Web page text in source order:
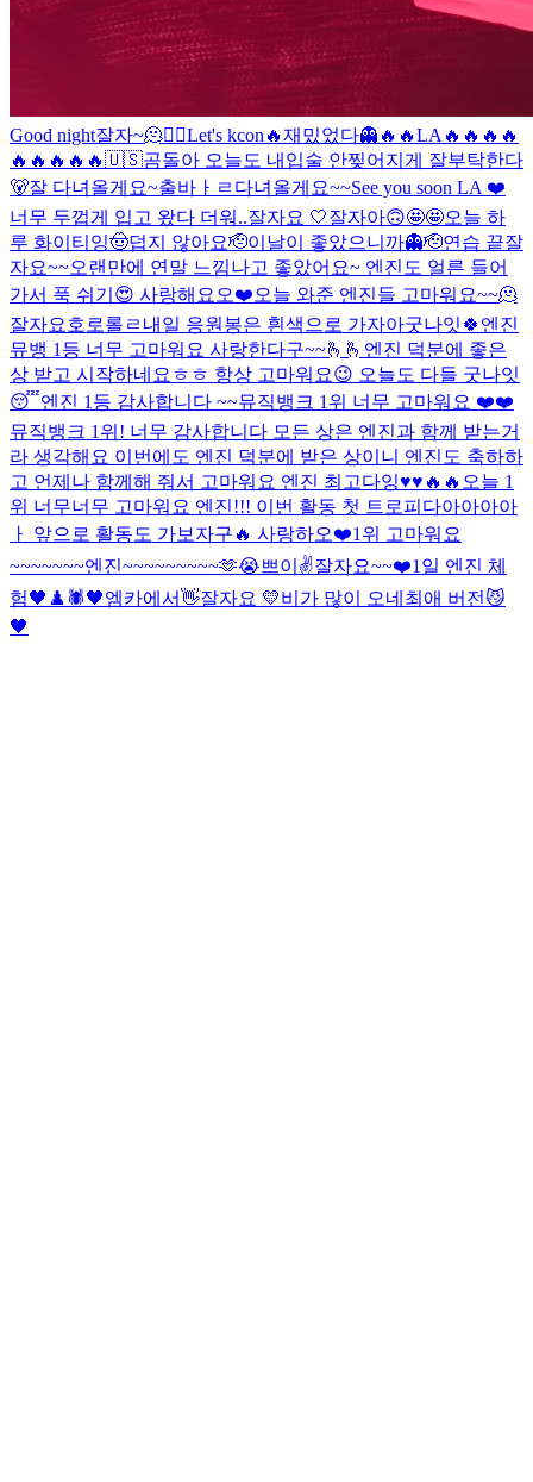
Good night잘자~🫠❤️‍🔥Let's kcon🔥재밌었다👻 🔥🔥LA🔥🔥🔥🔥
🔥🔥🔥🔥🔥🇺🇸곰돌아 오늘도 내입술 안찢어지게 잘부탁한다
🐻잘 다녀올게요~출바ㅏㄹ 다녀올게요~~See you soon LA ❤️
너무 두껍게 입고 왔다 더워..잘자요 🤍잘자아🙃🤩🤩오늘 하
루 화이티잉🤠덥지 않아요🫡이날이 좋았으니까👻🫡연습 끝잘
자요~~오랜만에 연말 느낌나고 좋았어요~ 엔진도 얼른 들어
가서 푹 쉬기😍 사랑해요오❤️오늘 와준 엔진들 고마워요~~🫠
잘자요호로롤ㄹ 내일 응원봉은 흰색으로 가자아굿나잇🍀 엔진
뮤뱅 1등 너무 고마워요 사랑한다구~~🫰🫰 엔진 덕분에 좋은
상 받고 시작하네요ㅎㅎ 항상 고마워요😉 오늘도 다들 굿나잇
😴엔진 1등 감사합니다 ~~뮤직뱅크 1위 너무 고마워요 ❤️❤️
뮤직뱅크 1위! 너무 감사합니다 모든 상은 엔진과 함께 받는거
라 생각해요 이번에도 엔진 덕분에 받은 상이니 엔진도 축하하
고 언제나 함께해 줘서 고마워요 엔진 최고다잉♥️♥️🔥🔥 오늘 1
위 너무너무 고마워요 엔진!!! 이번 활동 첫 트로피다아아아아
ㅏ 앞으로 활동도 가보자구🔥 사랑하오❤️1위 고마워요
~~~~~~~엔진~~~~~~~~~🫶😭쁘이✌️잘자요~~❤️1일 엔진 체
험🖤♟️🕷🖤엠카에서👋잘자요 💛비가 많이 오네 최애 버전😼
🖤